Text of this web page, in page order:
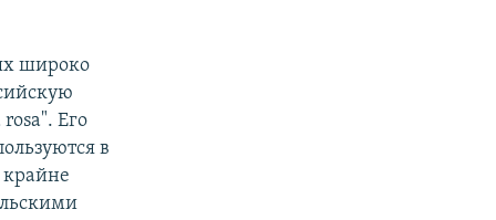
широко
Его
в